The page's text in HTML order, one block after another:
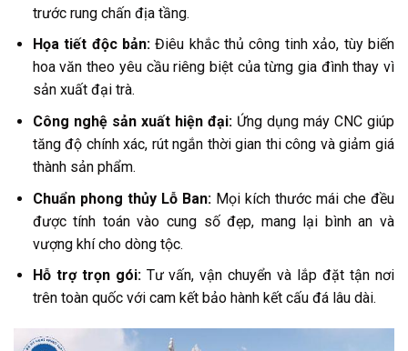
trước rung chấn địa tầng.
Họa tiết độc bản:Điêu khắc thủ công tinh xảo, tùy biến
hoa văn theo yêu cầu riêng biệt của từng gia đình thay vì
sản xuất đại trà.
Công nghệ sản xuất hiện đại:Ứng dụng máy CNC giúp
tăng độ chính xác, rút ngắn thời gian thi công và giảm giá
thành sản phẩm.
Chuẩn phong thủy Lỗ Ban:Mọi kích thước mái che đều
được tính toán vào cung số đẹp, mang lại bình an và
vượng khí cho dòng tộc.
Hỗ trợ trọn gói:Tư vấn, vận chuyển và lắp đặt tận nơi
trên toàn quốc với cam kết bảo hành kết cấu đá lâu dài.